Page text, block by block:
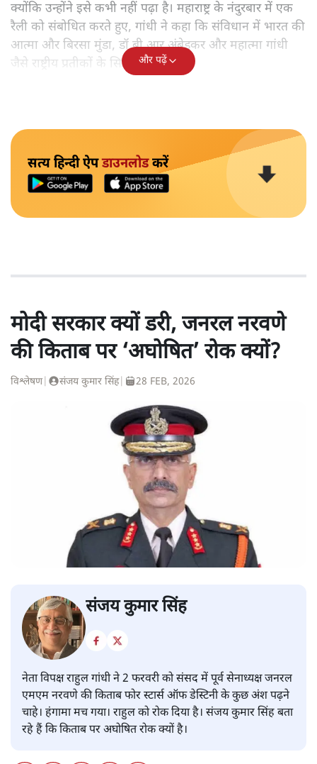
क्योंकि उन्होंने इसे कभी नहीं पढ़ा है। महाराष्ट्र के नंदुरबार में एक
रैली को संबोधित करते हुए, गांधी ने कहा कि संविधान में भारत की
आत्मा और बिरसा मुंडा, डॉ बी आर अंबेडकर और महात्मा गांधी
जैसे राष्ट्रीय प्रतीकों के सिद्धांत शामिल हैं।
और पढ़ें
सत्य हिन्दी ऐपडाउनलोडकरें
मोदी सरकार क्यों डरी, जनरल नरवणे
की किताब पर ‘अघोषित’ रोक क्यों?
विश्लेषण| संजय कुमार सिंह| 28 FEB, 2026
संजय कुमार सिंह
नेता विपक्ष राहुल गांधी ने 2 फरवरी को संसद में पूर्व सेनाध्यक्ष जनरल
एमएम नरवणे की किताब फोर स्टार्स ऑफ डेस्टिनी के कुछ अंश पढ़ने
चाहे। हंगामा मच गया। राहुल को रोक दिया है। संजय कुमार सिंह बता
रहे हैं कि किताब पर अघोषित रोक क्यों है।